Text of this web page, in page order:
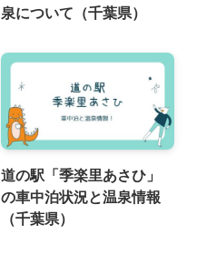
泉について（千葉県）
道の駅「季楽里あさひ」
の車中泊状況と温泉情報
（千葉県）